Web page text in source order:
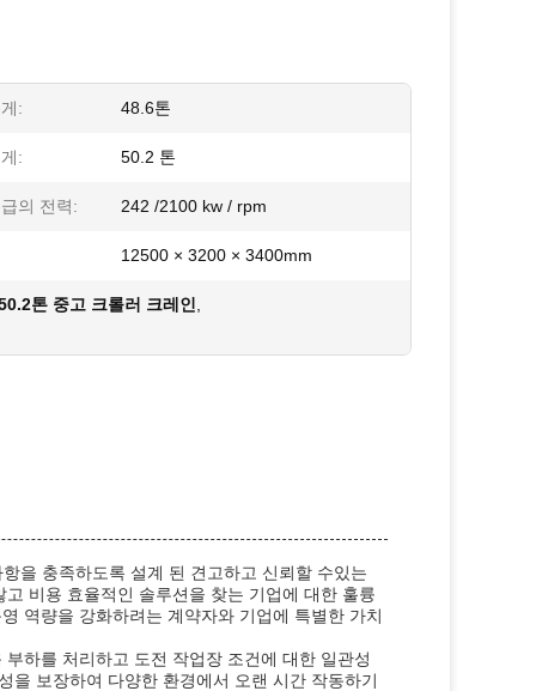
: 48.6톤
: 50.2 톤
의 전력: 242 /2100 kw / rpm
12500 × 3200 × 3400mm
톤 중고 크롤러 크레인
을 충족하도록 설계 된 견고하고 신뢰할 수있는
비용 효율적인 솔루션을 찾는 기업에 대한 훌륭
역량을 강화하려는 계약자와 기업에 특별한 가치
하를 처리하고 도전 작업장 조건에 대한 일관성
을 보장하여 다양한 환경에서 오랜 시간 작동하기